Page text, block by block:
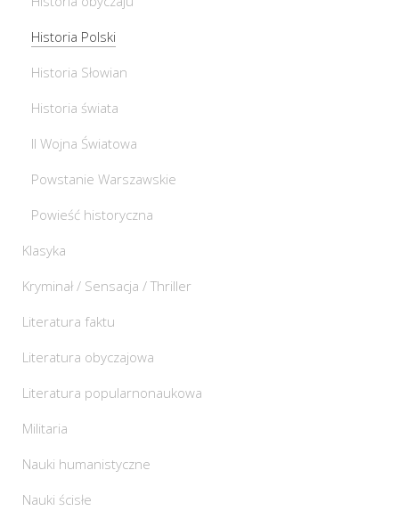
Historia Polski
Historia Słowian
Historia świata
II Wojna Światowa
Powstanie Warszawskie
Powieść historyczna
Klasyka
Kryminał / Sensacja / Thriller
Literatura faktu
Literatura obyczajowa
Literatura popularnonaukowa
Militaria
Nauki humanistyczne
Nauki ścisłe